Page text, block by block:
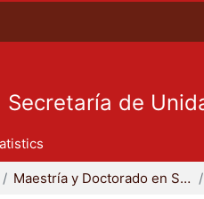
Secretaría de
Maestría y Doctorado en Sociología